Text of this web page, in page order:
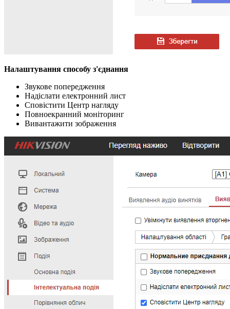
Налаштування способу з'єднання
Звукове попередження
Надіслати електронний лист
Сповістити Центр нагляду
Повноекранний моніторинг
Вивантажити зображення